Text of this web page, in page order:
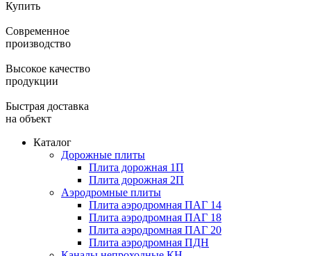
Купить
Современное
производство
Высокое качество
продукции
Быстрая доставка
на объект
Каталог
Дорожные плиты
Плита дорожная 1П
Плита дорожная 2П
Аэродромные плиты
Плита аэродромная ПАГ 14
Плита аэродромная ПАГ 18
Плита аэродромная ПАГ 20
Плита аэродромная ПДН